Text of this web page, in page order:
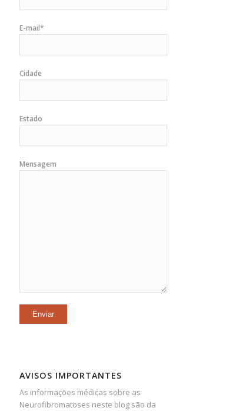
E-mail*
Cidade
Estado
Mensagem
AVISOS IMPORTANTES
As informações médicas sobre as
Neurofibromatoses neste blog são da